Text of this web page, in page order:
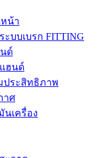
น้า
ะบบเบรก FITTING
ด์
ฮนด์
ประสิทธิภาพ
าศ
นเครื่อง